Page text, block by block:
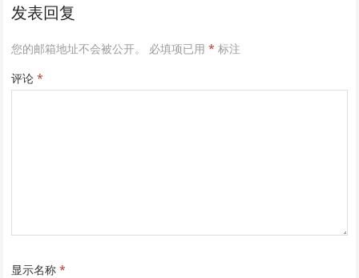
发表回复
您的邮箱地址不会被公开。 必填项已用* 标注
评论*
显示名称*